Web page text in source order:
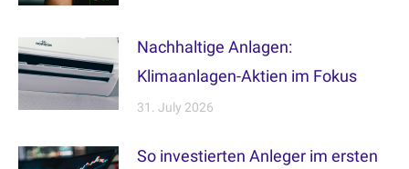
Nachhaltige Anlagen:
Klimaanlagen-Aktien im Fokus
31. July 2026
So investierten Anleger im ersten